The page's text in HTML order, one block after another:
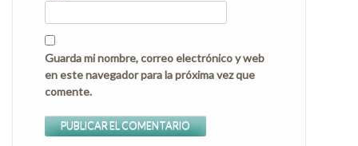
Guarda mi nombre, correo electrónico y web
en este navegador para la próxima vez que
comente.